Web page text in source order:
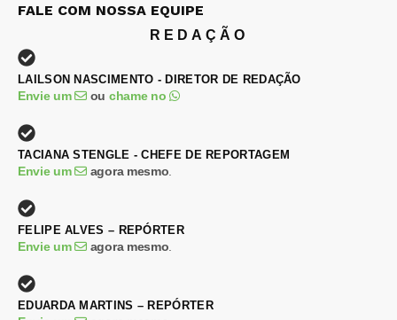
FALE COM NOSSA EQUIPE
REDAÇÃO
LAILSON NASCIMENTO - DIRETOR DE REDAÇÃO
Envie um ou chame no
TACIANA STENGLE - CHEFE DE REPORTAGEM
Envie um agora mesmo
FELIPE ALVES – REPÓRTER
Envie um agora mesmo
EDUARDA MARTINS – REPÓRTER